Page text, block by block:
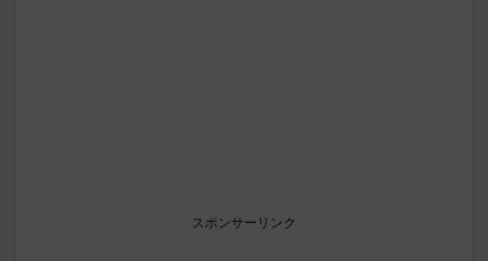
スポンサーリンク